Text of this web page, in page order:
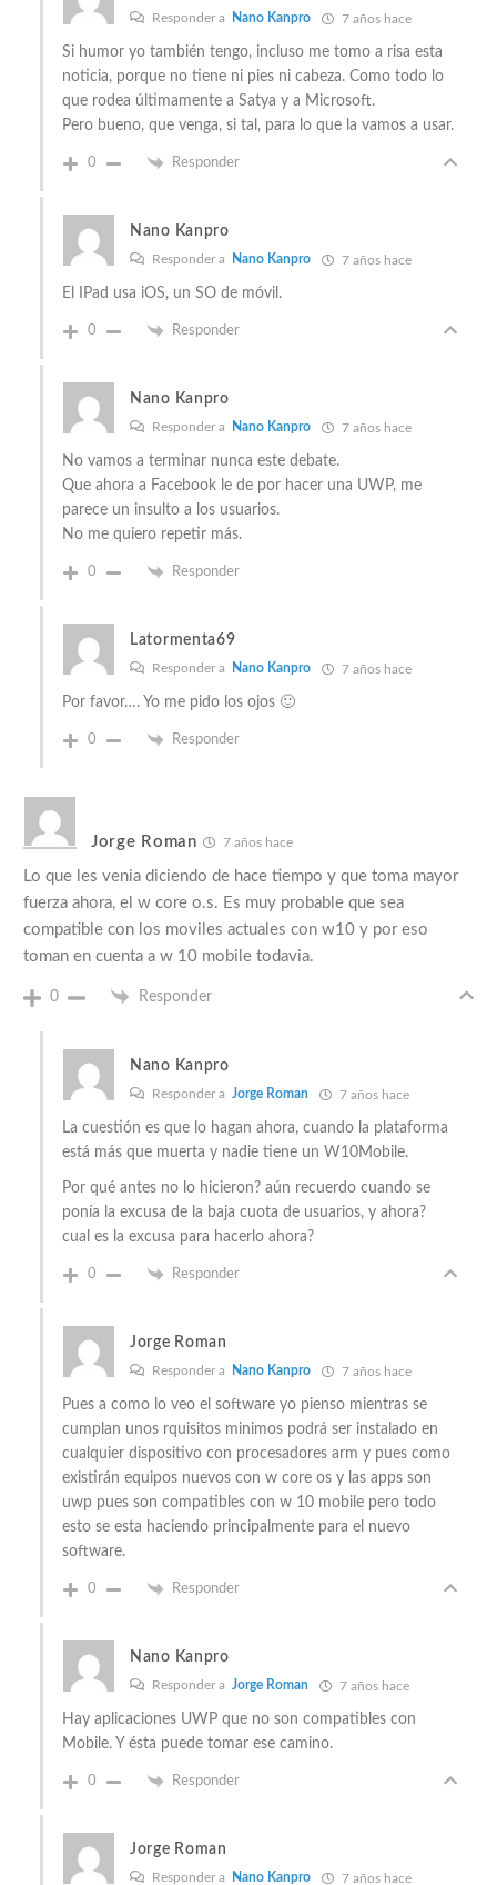
Responder a Nano Kanpro 7 años hace
Si humor yo también tengo, incluso me tomo a risa esta
noticia, porque no tiene ni pies ni cabeza. Como todo lo
que rodea últimamente a Satya y a Microsoft.
Pero bueno, que venga, si tal, para lo que la vamos a usar.
0 Responder
Nano Kanpro
Responder a Nano Kanpro 7 años hace
El IPad usa iOS, un SO de móvil.
0 Responder
Nano Kanpro
Responder a Nano Kanpro 7 años hace
No vamos a terminar nunca este debate.
Que ahora a Facebook le de por hacer una UWP, me
parece un insulto a los usuarios.
No me quiero repetir más.
0 Responder
Latormenta69
Responder a Nano Kanpro 7 años hace
Por favor…. Yo me pido los ojos 🙂
0 Responder
Jorge Roman 7 años hace
Lo que les venia diciendo de hace tiempo y que toma mayor
fuerza ahora, el w core o.s. Es muy probable que sea
compatible con los moviles actuales con w10 y por eso
toman en cuenta a w 10 mobile todavia.
0 Responder
Nano Kanpro
Responder a Jorge Roman 7 años hace
La cuestión es que lo hagan ahora, cuando la plataforma
está más que muerta y nadie tiene un W10Mobile.
Por qué antes no lo hicieron? aún recuerdo cuando se
ponía la excusa de la baja cuota de usuarios, y ahora?
cual es la excusa para hacerlo ahora?
0 Responder
Jorge Roman
Responder a Nano Kanpro 7 años hace
Pues a como lo veo el software yo pienso mientras se
cumplan unos rquisitos minimos podrá ser instalado en
cualquier dispositivo con procesadores arm y pues como
existirán equipos nuevos con w core os y las apps son
uwp pues son compatibles con w 10 mobile pero todo
esto se esta haciendo principalmente para el nuevo
software.
0 Responder
Nano Kanpro
Responder a Jorge Roman 7 años hace
Hay aplicaciones UWP que no son compatibles con
Mobile. Y ésta puede tomar ese camino.
0 Responder
Jorge Roman
Responder a Nano Kanpro 7 años hace